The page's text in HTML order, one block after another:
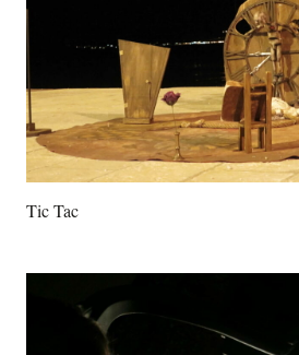
Tic Tac